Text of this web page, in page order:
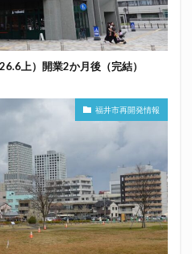
上）開業2か月後（完結）
福井市再開発情報